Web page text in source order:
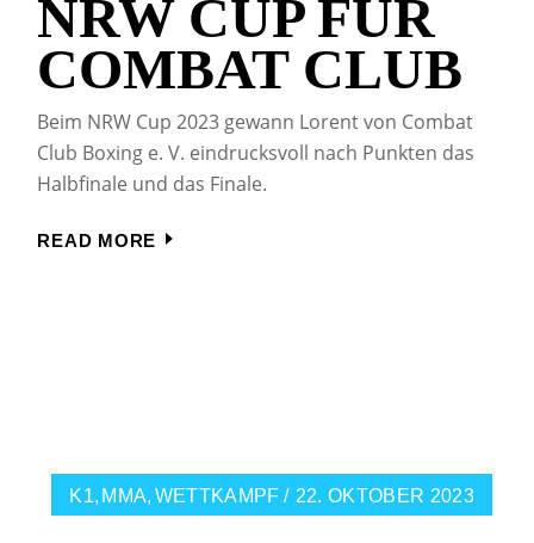
NRW CUP FÜR
COMBAT CLUB
Beim NRW Cup 2023 gewann Lorent von Combat
Club Boxing e. V. eindrucksvoll nach Punkten das
Halbfinale und das Finale.
READ MORE
K1 MMA WETTKAMPF 22. OKTOBER 2023